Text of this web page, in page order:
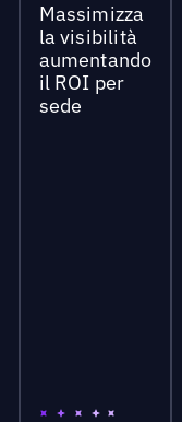
Massimizza
la visibilità
aumentando
il ROI per
sede